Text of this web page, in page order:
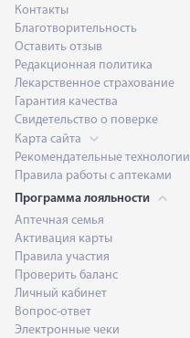
Контакты
Благотворительность
Оставить отзыв
Редакционная политика
Лекарственное страхование
Гарантия качества
Свидетельство о поверке
Карта сайта
Рекомендательные технологии
Правила работы с аптеками
Программа лояльности
Аптечная семья
Активация карты
Правила участия
Проверить баланс
Личный кабинет
Вопрос-ответ
Электронные чеки